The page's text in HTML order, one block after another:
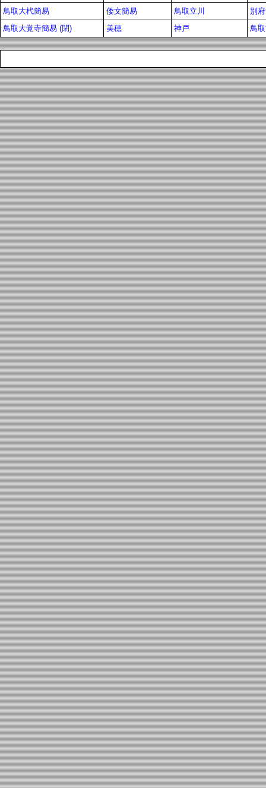
鳥取大杙簡易
倭文簡易 鳥取立川
別
鳥取大覚寺簡易 (閉)
美穂 神戸 鳥